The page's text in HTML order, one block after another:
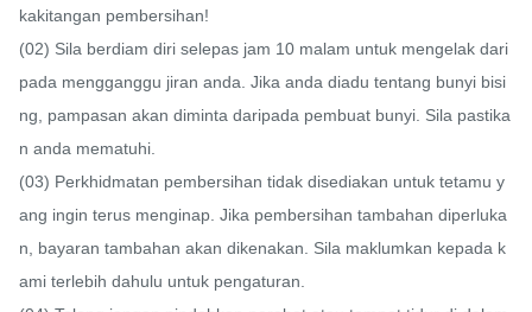
kakitangan pembersihan!
(02) Sila berdiam diri selepas jam 10 malam untuk mengelak dari
pada mengganggu jiran anda. Jika anda diadu tentang bunyi bisi
ng, pampasan akan diminta daripada pembuat bunyi. Sila pastika
n anda mematuhi.
(03) Perkhidmatan pembersihan tidak disediakan untuk tetamu y
ang ingin terus menginap. Jika pembersihan tambahan diperluka
n, bayaran tambahan akan dikenakan. Sila maklumkan kepada k
ami terlebih dahulu untuk pengaturan.